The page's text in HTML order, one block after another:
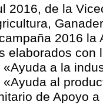
2016, de la
2016
elaborados
a la
al
de Apoyo